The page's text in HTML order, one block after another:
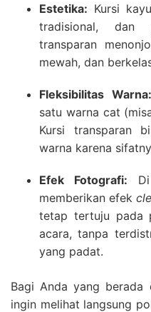
Estetika: Kursi
tradisional, dan
transparan
mewah, dan
Fleksibilitas Warna:
satu warna cat
Kursi transparan
warna karena
Efek Fotografi: Di
memberikan efek
tetap tertuju pada
acara, tanpa
yang padat.
Bagi Anda yang
ingin melihat langsung